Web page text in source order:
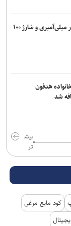
آیکو نئو ۱۱S با باتری ۹ هزار میلی‌آمپری و شارژ ۱۰۰
هدفون
بیش
تر
کود مایع مرغی